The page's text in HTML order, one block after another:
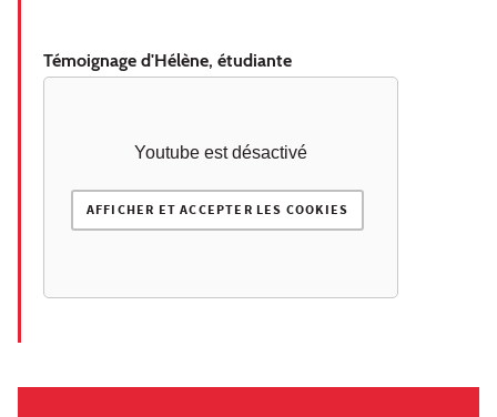
Témoignage d'Hélène, étudiante
Youtube est désactivé
AFFICHER ET ACCEPTER LES COOKIES